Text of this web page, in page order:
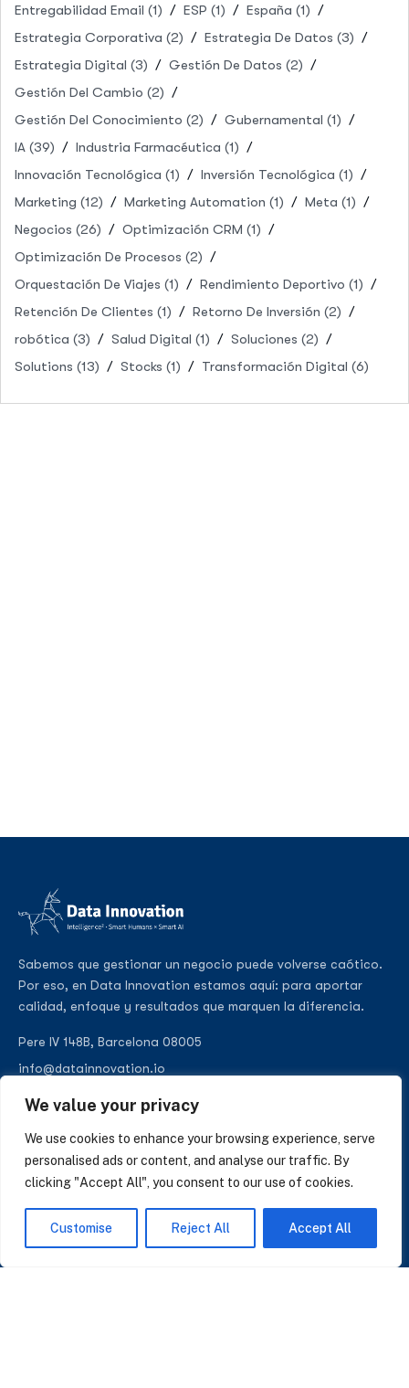
We value your privacy
We use cookies to enhance your browsing experience, serve
personalised ads or content, and analyse our traffic. By
clicking "Accept All", you consent to our use of cookies.
Customise Reject All Accept All
Entregabilidad Email (1) ESP (1) España (1)
Estrategia Corporativa (2) Estrategia De Datos (3)
Estrategia Digital (3) Gestión De Datos (2)
Gestión Del Cambio (2)
Gestión Del Conocimiento (2) Gubernamental (1)
IA (39) Industria Farmacéutica (1)
Innovación Tecnológica (1) Inversión Tecnológica (1)
Marketing (12) Marketing Automation (1) Meta (1)
Negocios (26) Optimización CRM (1)
Optimización De Procesos (2)
Orquestación De Viajes (1) Rendimiento Deportivo (1)
Retención De Clientes (1) Retorno De Inversión (2)
robótica (3) Salud Digital (1) Soluciones (2)
Solutions (13) Stocks (1) Transformación Digital (6)
Sabemos que gestionar un negocio puede volverse caótico.
Por eso, en Data Innovation estamos aquí: para aportar
calidad, enfoque y resultados que marquen la diferencia.
Pere IV 148B, Barcelona 08005
info@datainnovation.io
SUSCRÍBASE A NUESTRAS NOTICIAS
Perspectivas sobre IA, datos y CRM. Sin spam, solo lo que importa.